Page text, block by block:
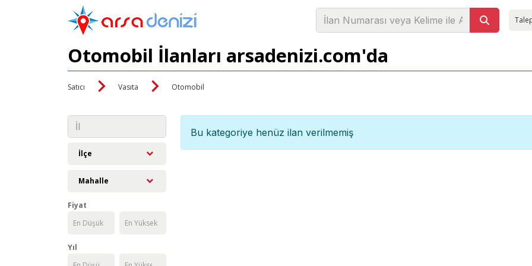
Otomobil İlanları arsadenizi.com'da
Satıcı Vasıta Otomobil
İlçe
Mahalle
Fiyat
Yıl
Bu kategoriye henüz ilan verilmemiş